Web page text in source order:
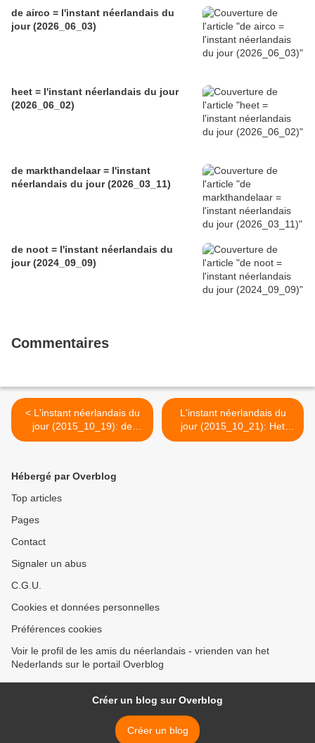
de airco = l'instant néerlandais du
jour (2026_06_03)
heet = l'instant néerlandais du jour
(2026_06_02)
de markthandelaar = l'instant
néerlandais du jour (2026_03_11)
de noot = l'instant néerlandais du
jour (2024_09_09)
Commentaires
< L'instant néerlandais du
jour (2015_10_19): de
minister-president
L'instant néerlandais du
jour (2015_10_21): Het
Nederlandse parlement
Hébergé par Overblog
Top articles
Pages
Contact
Signaler un abus
C.G.U.
Cookies et données personnelles
Préférences cookies
Voir le profil de les amis du néerlandais - vrienden van het
Nederlands sur le portail Overblog
Créer un blog sur Overblog
Créer un blog